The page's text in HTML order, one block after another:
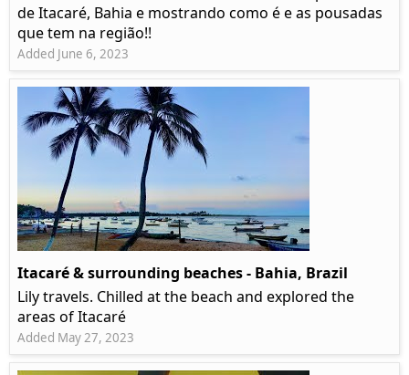
de Itacaré, Bahia e mostrando como é e as pousadas
que tem na região!!
Added June 6, 2023
Itacaré & surrounding beaches - Bahia, Brazil
Lily travels. Chilled at the beach and explored the
areas of Itacaré
Added May 27, 2023